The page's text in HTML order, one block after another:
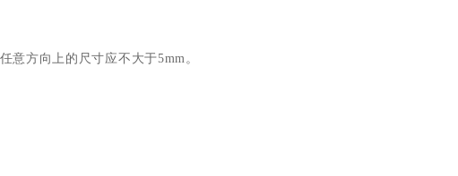
意方向上的尺寸应不大于5mm。